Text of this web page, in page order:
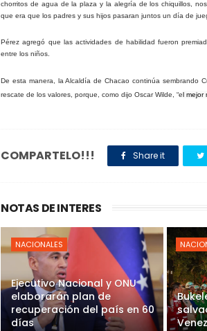
chorritos de agua de la plaza y la alegría de los chiquillos,
que era que los padres y sus hijos pasaran juntos un día de
Pérez agregó que las actividades de habilidad fueron
entre los niños.
De esta manera, la Alcaldía de Chacao continúa sembrando
rescate de los valores, porque, como dijo Oscar Wilde, “el mejor
COMPARTELO!!! Share it
NOTAS DE INTERES
NACIONALES
Ejecutivo Nacional y ONU
elaborarán plan de
recuperación del país en 60
días